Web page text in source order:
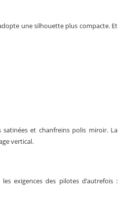
une silhouette plus compacte. Et
et chanfreins polis miroir. La
vertical.
exigences des pilotes d’autrefois :